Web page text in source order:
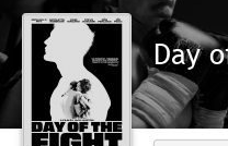
Day